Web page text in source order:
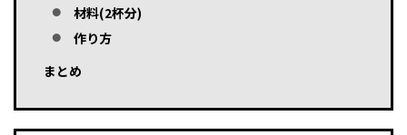
材料(2杯分)
作り方
まとめ